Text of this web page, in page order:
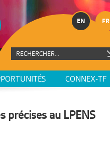
EN FR
CONNEX-TF
au LPENS